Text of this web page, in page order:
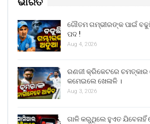
ଗୌତମ ଗମ୍ଭୀରଙ୍କ ପାଇଁ
ପଦ !
Aug 4, 2026
ରଣଜୀ କ୍ରିକେଟରେ ଚମତ୍କାର
କମେଇଲେ ଖେଳାଳି ।
Aug 3, 2026
ଗାଳି କରୁଥିଲେ ହୁଏତ